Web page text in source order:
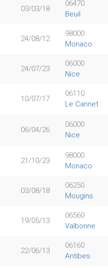
03/03/18
06470
Beuil
24/08/12
98000
Monaco
24/07/23
06000
Nice
10/07/17
06110
Le Cannet
06/04/26
06000
Nice
21/10/23
98000
Monaco
03/08/18
06250
Mougins
19/05/13
06560
Valbonne
22/06/13
06160
Antibes